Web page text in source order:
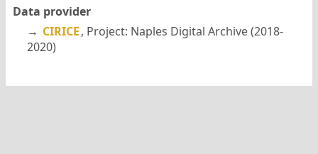
Data provider
→ CIRICE, Project: Naples Digital Archive (2018-
2020)